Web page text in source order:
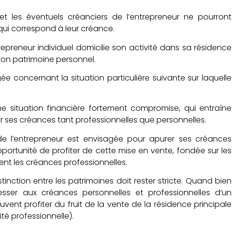
les éventuels créanciers de l’entrepreneur ne pourront
correspond à leur créance.
individuel domicilie son activité dans sa résidence
patrimoine personnel.
concernant la situation particulière suivante sur laquelle
situation financière fortement compromise, qui entraîne
créances tant professionnelles que personnelles.
est envisagée pour apurer ses créances
de profiter de cette mise en vente, fondée sur les
les créances professionnelles.
entre les patrimoines doit rester stricte. Quand bien
aux créances personnelles et professionnelles d’un
profiter du fruit de la vente de la résidence principale
professionnelle).